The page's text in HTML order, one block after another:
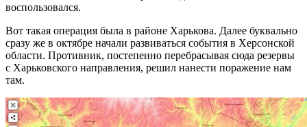
воспользовался.
Вот такая операция была в районе Харькова. Далее буквально
сразу же в октябре начали развиваться события в Херсонской
области. Противник, постепенно перебрасывая сюда резервы
с Харьковского направления, решил нанести поражение нам
там.